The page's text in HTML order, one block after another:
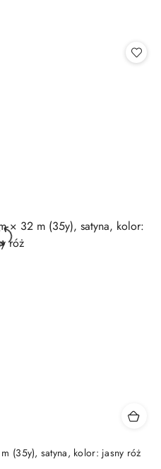
(35y), satyna, kolor: jasny róż